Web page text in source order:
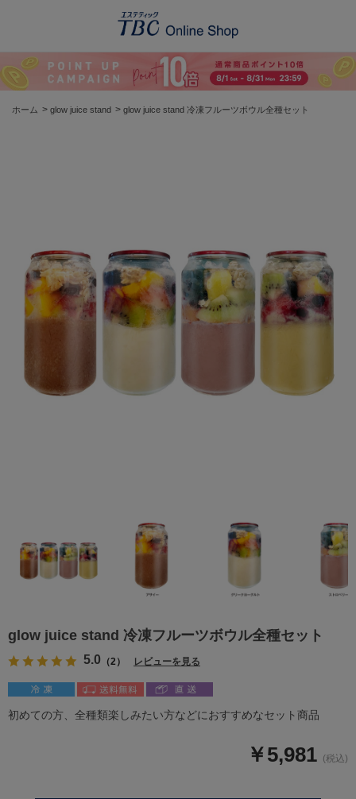
ホーム > glow juice stand > glow juice stand 冷凍フルーツボウル全種セット
glow juice stand 冷凍フルーツボウル全種セット
5.0 （2） レビューを見る
初めての方、全種類楽しみたい方などにおすすめなセット商品
￥5,981